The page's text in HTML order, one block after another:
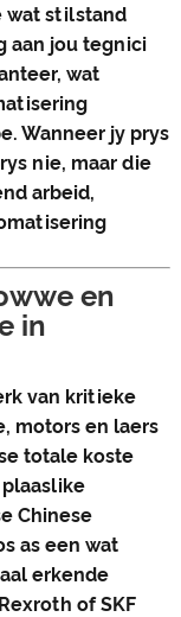
wat stilstand
aan jou tegnici
wat
Wanneer jy prys
nie, maar die
arbeid,
en
in
van kritieke
motors en laers
totale koste
plaaslike
Chinese
as een wat
erkende
of SKF